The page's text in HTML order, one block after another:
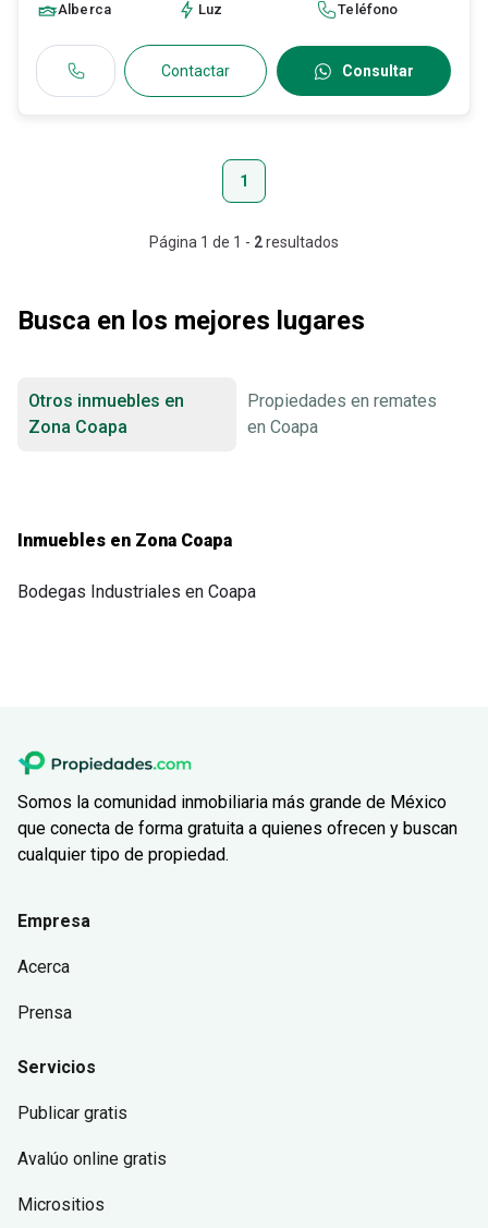
Alberca
Luz Teléfono
Contactar Consultar
1
Página 1 de 1 - 2resultados
Busca en los mejores lugares
Otros inmuebles en
Zona Coapa
Propiedades en remates
en Coapa
Inmuebles en Zona Coapa
Bodegas Industriales en Coapa
Somos la comunidad inmobiliaria más grande de México
que conecta de forma gratuita a quienes ofrecen y buscan
cualquier tipo de propiedad.
Empresa
Acerca
Prensa
Servicios
Publicar gratis
Avalúo online gratis
Micrositios